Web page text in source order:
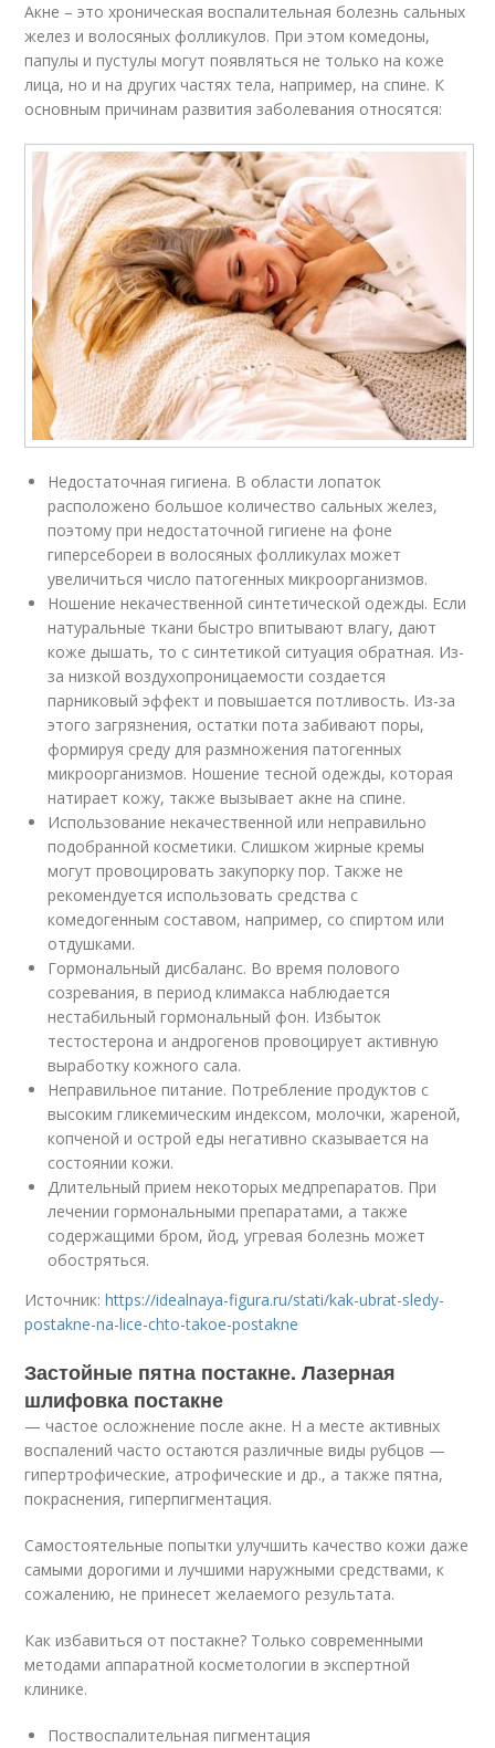
Акне – это хроническая воспалительная болезнь сальных
желез и волосяных фолликулов. При этом комедоны,
папулы и пустулы могут появляться не только на коже
лица, но и на других частях тела, например, на спине. К
основным причинам развития заболевания относятся:
Недостаточная гигиена. В области лопаток
расположено большое количество сальных желез,
поэтому при недостаточной гигиене на фоне
гиперсебореи в волосяных фолликулах может
увеличиться число патогенных микроорганизмов.
Ношение некачественной синтетической одежды. Если
натуральные ткани быстро впитывают влагу, дают
коже дышать, то с синтетикой ситуация обратная. Из-
за низкой воздухопроницаемости создается
парниковый эффект и повышается потливость. Из-за
этого загрязнения, остатки пота забивают поры,
формируя среду для размножения патогенных
микроорганизмов. Ношение тесной одежды, которая
натирает кожу, также вызывает акне на спине.
Использование некачественной или неправильно
подобранной косметики. Слишком жирные кремы
могут провоцировать закупорку пор. Также не
рекомендуется использовать средства с
комедогенным составом, например, со спиртом или
отдушками.
Гормональный дисбаланс. Во время полового
созревания, в период климакса наблюдается
нестабильный гормональный фон. Избыток
тестостерона и андрогенов провоцирует активную
выработку кожного сала.
Неправильное питание. Потребление продуктов с
высоким гликемическим индексом, молочки, жареной,
копченой и острой еды негативно сказывается на
состоянии кожи.
Длительный прием некоторых медпрепаратов. При
лечении гормональными препаратами, а также
содержащими бром, йод, угревая болезнь может
обостряться.
Источник:https://idealnaya-figura.ru/stati/kak-ubrat-sledy-
postakne-na-lice-chto-takoe-postakne
Застойные пятна постакне. Лазерная
шлифовка постакне
— частое осложнение после акне. Н а месте активных
воспалений часто остаются различные виды рубцов —
гипертрофические, атрофические и др., а также пятна,
покраснения, гиперпигментация.
Самостоятельные попытки улучшить качество кожи даже
самыми дорогими и лучшими наружными средствами, к
сожалению, не принесет желаемого результата.
Как избавиться от постакне? Только современными
методами аппаратной косметологии в экспертной
клинике.
Поствоспалительная пигментация